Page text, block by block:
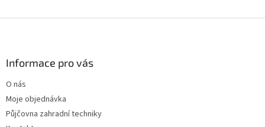
Informace pro vás
O nás
Moje objednávka
Půjčovna zahradní techniky